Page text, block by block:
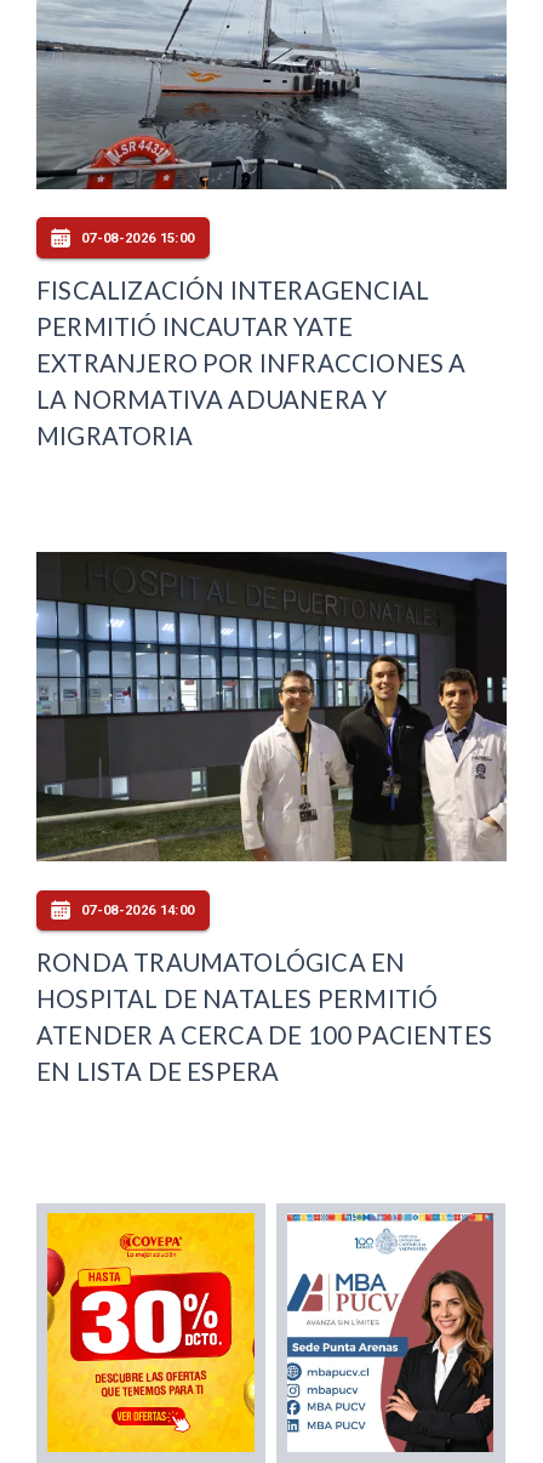
07-08-2026 15:00
FISCALIZACIÓN INTERAGENCIAL
PERMITIÓ INCAUTAR YATE
EXTRANJERO POR INFRACCIONES A
LA NORMATIVA ADUANERA Y
MIGRATORIA
07-08-2026 14:00
RONDA TRAUMATOLÓGICA EN
HOSPITAL DE NATALES PERMITIÓ
ATENDER A CERCA DE 100 PACIENTES
EN LISTA DE ESPERA